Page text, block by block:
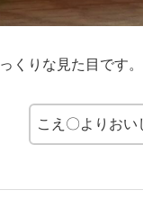
くりな見た目です。
こえ〇よりお